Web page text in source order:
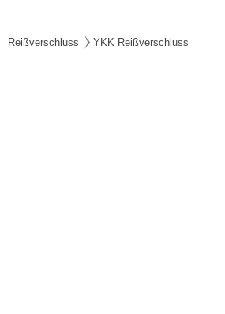
Reißverschluss YKK Reißverschluss